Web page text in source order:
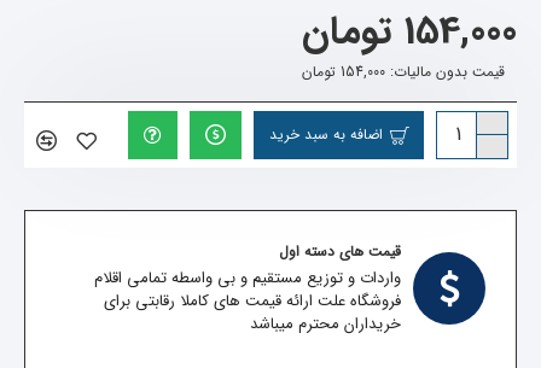
154,000 تومان
قیمت بدون مالیات: 154,000 تومان
اضافه به سبد خرید
قیمت های دسته اول
واردات و توزیع مستقیم و بی واسطه تمامی اقلام
فروشگاه علت ارائه قیمت های کاملا رقابتی برای
خریداران محترم میباشد